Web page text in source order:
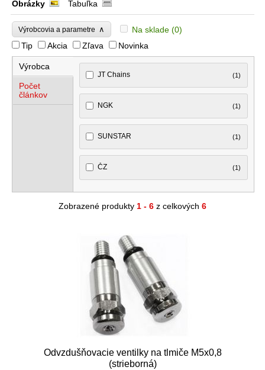
Obrázky
Tabuľka
Výrobcovia a parametre ∧ Na sklade (0)
Tip
Akcia Zľava Novinka
Výrobca
Počet
článkov
JT Chains (1)
NGK (1)
SUNSTAR (1)
ČZ (1)
Zobrazené produkty 1 - 6 z celkových 6
Odvzdušňovacie ventilky na tlmiče M5x0,8
(strieborná)